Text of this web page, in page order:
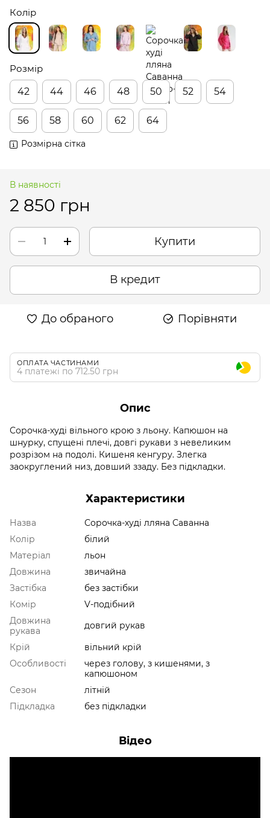
Колір
Розмір
42
44 46 48 50 52 54
56 58 60 62 64
Розмірна сітка
В наявності
2 850 грн
Купити
В кредит
До обраного Порівняти
ОПЛАТА ЧАСТИНАМИ
4 платежі по 712.50 грн
Опис
Сорочка-худі вільного крою з льону. Капюшон на
шнурку, спущені плечі, довгі рукави з невеликим
розрізом на подолі. Кишеня кенгуру. Злегка
заокруглений низ, довший ззаду. Без підкладки.
Характеристики
Назва
Сорочка-худі лляна Саванна
Колір
білий
Матеріал
льон
Довжина
звичайна
Застібка
без застібки
Комір
V-подібний
Довжина
рукава
довгий рукав
Крій
вільний крій
Особливості
через голову, з кишенями, з
капюшоном
Сезон
літній
Підкладка
без підкладки
Відео